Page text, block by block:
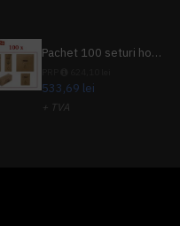
Pachet 100 seturi hoteliere, set dentar, set barbierit, casca de dus, pila unghii, set cusut
533,69 lei
+ TVA